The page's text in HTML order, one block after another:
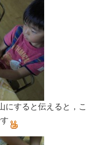
にすると伝えると，こ